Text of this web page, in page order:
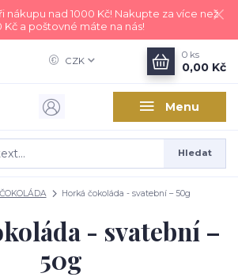
nákupu nad 1000 Kč! Nakupte za více než
Kč a poštovné máte na nás!
Menu
CZK
Hledat
0 ks
0,00 Kč
Horká čokoláda - svatební – 50g
- svatební –
50g